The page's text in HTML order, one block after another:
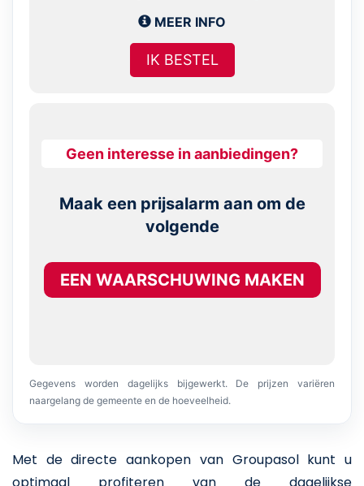
MEER INFO
IK BESTEL
Geen interesse in aanbiedingen?
Maak een prijsalarm aan om de
volgende
EEN WAARSCHUWING MAKEN
Gegevens worden dagelijks bijgewerkt. De prijzen variëren
naargelang de gemeente en de hoeveelheid.
Met de directe aankopen van Groupasol kunt u
optimaal profiteren van de dagelijkse